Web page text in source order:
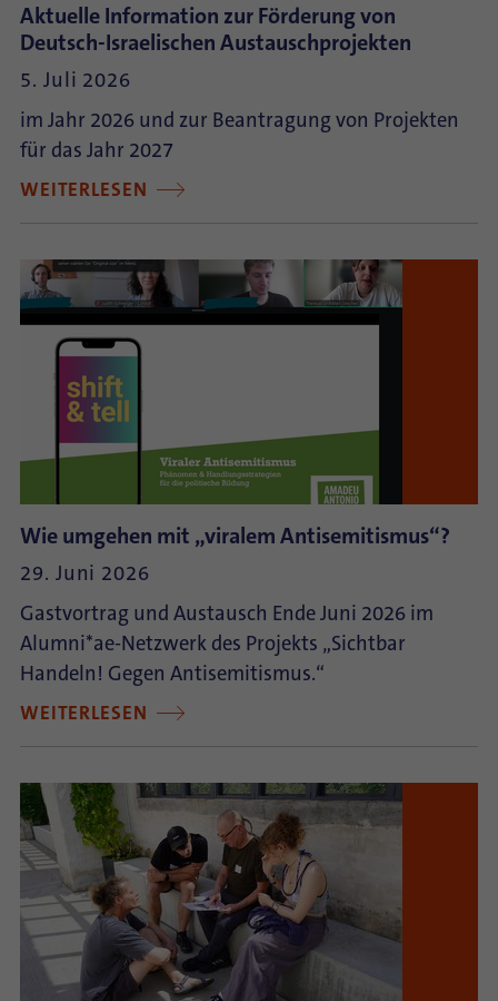
Aktuelle Information zur Förderung von
Deutsch-Israelischen Austauschprojekten
5. Juli 2026
im Jahr 2026 und zur Beantragung von Projekten
für das Jahr 2027
WEITERLESEN
Wie umgehen mit „viralem Antisemitismus“?
29. Juni 2026
Gastvortrag und Austausch Ende Juni 2026 im
Alumni*ae-Netzwerk des Projekts „Sichtbar
Handeln! Gegen Antisemitismus.“
WEITERLESEN